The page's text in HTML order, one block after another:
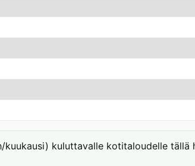
kuluttavalle kotitaloudelle tällä